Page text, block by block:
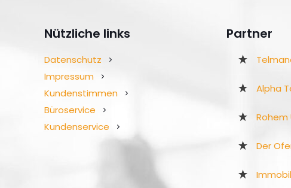
Nützliche links
Datenschutz
Impressum
Kundenstimmen
Büroservice
Kundenservice
Partner
Alpha
Rohem
Der